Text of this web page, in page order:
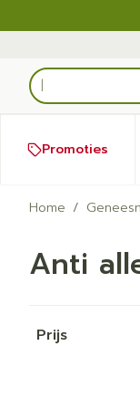
Product,
Promoties
Home /
Anti
Prijs